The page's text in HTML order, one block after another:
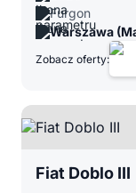
Furgon
Warszawa
Zobacz oferty:
Fiat Doblo III